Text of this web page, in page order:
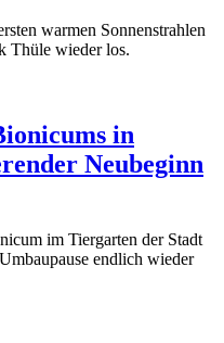
warmen Sonnenstrahlen
Thüle wieder los.
in
Neubeginn
im Tiergarten der Stadt
endlich wieder